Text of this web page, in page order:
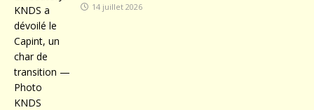
14 juillet 2026